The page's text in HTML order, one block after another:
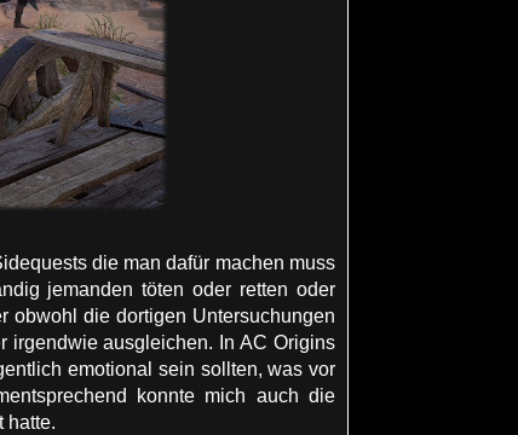
die man dafür machen muss
jemanden töten oder retten oder
obwohl die dortigen Untersuchungen
irgendwie ausgleichen. In AC Origins
emotional sein sollten, was vor
konnte mich auch die
hatte.